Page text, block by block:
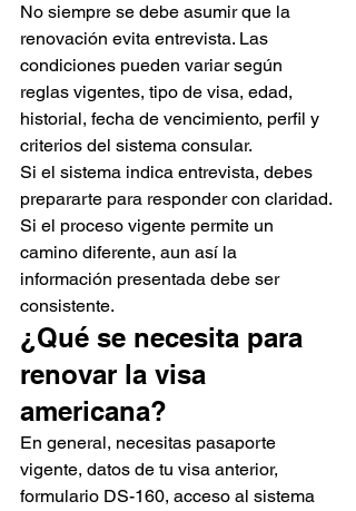
No siempre se debe asumir que la
renovación evita entrevista. Las
condiciones pueden variar según
reglas vigentes, tipo de visa, edad,
historial, fecha de vencimiento, perfil y
criterios del sistema consular.
Si el sistema indica entrevista, debes
prepararte para responder con claridad.
Si el proceso vigente permite un
camino diferente, aun así la
información presentada debe ser
consistente.
¿Qué se necesita para
renovar la visa
americana?
En general, necesitas pasaporte
vigente, datos de tu visa anterior,
formulario DS-160, acceso al sistema